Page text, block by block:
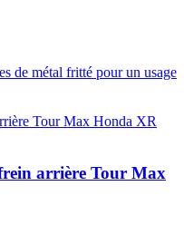
de métal fritté pour un usage
arrière Tour Max